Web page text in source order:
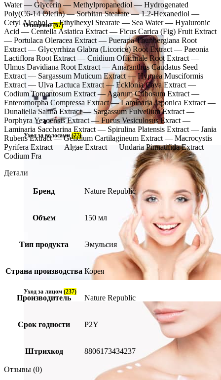
Очищение(67)
Уход за волосами(77)
Уход за лицом (237)
Water — Glycerin — Methylpropanediol — Hydrogenated
Poly(C6-14 Olefin) — Sorbitan Stearate — 1.2-Hexanediol —
Cetyl Alcohol — Ethylhexyl Stearate — Sea Water — Hyaluronic
Acid — Centella Asiatica Extract — Ficus Carica (Fig) Fruit Extract
— Portulaca Oleracea Extract — Pueraria Thunbergiana Root
Extract — Glycyrrhiza Glabra (Licorice) Root Extract — Paeonia
Lactiflora Root Extract — Cnidium Officinale Root Extract —
Ulmus Davidiana Root Extract — Amaranthus Caudatus Seed
Extract — Sargassum Muticum Extract — Hypnea Musciformis
Extract — Ulva Lactuca Extract — Ecklonia Cava Extract —
Codium Tomentosum Extract — Agarum Cribosum Extract —
Enteromorpha Compressa Extract — Laminaria Japonica Extract —
Dunaliella Salina Extract — Sargassum Fulvellum Extract —
Porphyra Yezoensis Extract — Fucus Vesiculosus Exract —
Laminaria Saccharina Extract — Spirulina Platensis Extract — Jania
Rubens Extract — Gelidium Cartilagineum Extract — Macrocystis
Pyrifera Extract — Algae Extract — Undaria Pinnatifida Extract —
Codium Fra
Детали
Бренд Nature Republic
Объем 150 мл
Тип продукта Эмульсия
Страна производства Корея
Производитель Nature Republic
Срок годности P2Y
Штрихкод 8806173434237
Отзывы (0)